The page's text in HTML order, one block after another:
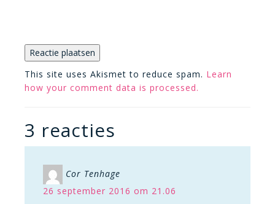
This site uses Akismet to reduce spam. Learn
how your comment data is processed.
3 reacties
Cor Tenhage
26 september 2016 om 21.06